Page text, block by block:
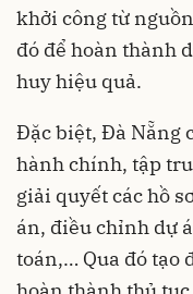
khởi công từ
đó để hoàn thành
huy hiệu quả.
Đặc biệt, Đà Nẵng
hành chính, tập
giải quyết các hồ
án, điều chỉnh dự
toán,… Qua đó tạo